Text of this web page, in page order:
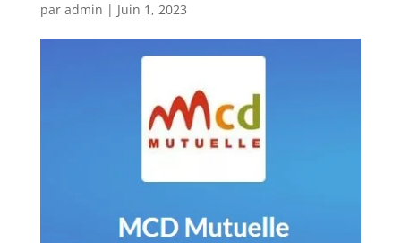
par admin | Juin 1, 2023